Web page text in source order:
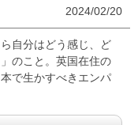
2024/02/20
自分はどう感じ、ど
のこと。英国在住の
で生かすべきエンパ